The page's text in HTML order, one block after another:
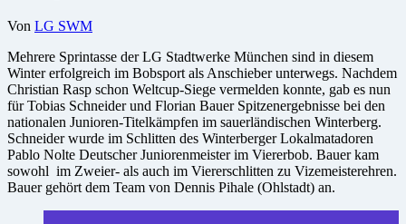
Von LG SWM
Mehrere Sprintasse der LG Stadtwerke München sind in diesem
Winter erfolgreich im Bobsport als Anschieber unterwegs. Nachdem
Christian Rasp schon Weltcup-Siege vermelden konnte, gab es nun
für Tobias Schneider und Florian Bauer Spitzenergebnisse bei den
nationalen Junioren-Titelkämpfen im sauerländischen Winterberg.
Schneider wurde im Schlitten des Winterberger Lokalmatadoren
Pablo Nolte Deutscher Juniorenmeister im Viererbob. Bauer kam
sowohl im Zweier- als auch im Viererschlitten zu Vizemeisterehren.
Bauer gehört dem Team von Dennis Pihale (Ohlstadt) an.